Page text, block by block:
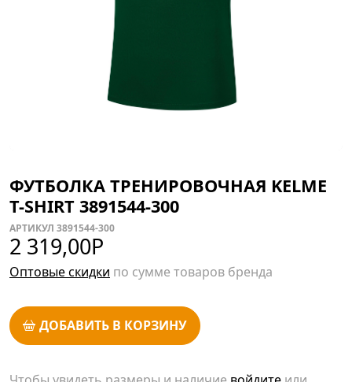
ФУТБОЛКА ТРЕНИРОВОЧНАЯ KELME
T-SHIRT 3891544-300
АРТИКУЛ 3891544-300
2 319,00Р
Оптовые скидки по сумме товаров бренда
ДОБАВИТЬ В КОРЗИНУ